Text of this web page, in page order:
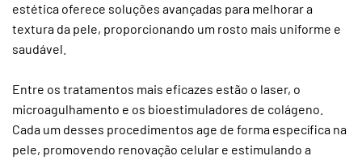
estética oferece soluções avançadas para melhorar a
textura da pele, proporcionando um rosto mais uniforme e
saudável.
Entre os tratamentos mais eficazes estão o laser, o
microagulhamento e os bioestimuladores de colágeno.
Cada um desses procedimentos age de forma específica na
pele, promovendo renovação celular e estimulando a